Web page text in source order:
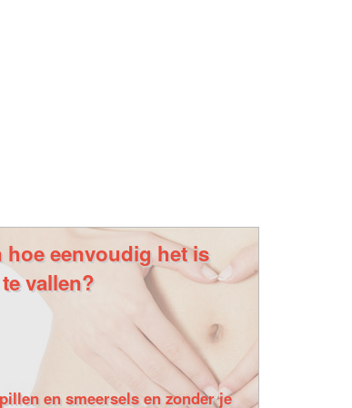
hoe eenvoudig het is
vallen?
en smeersels en zonder je